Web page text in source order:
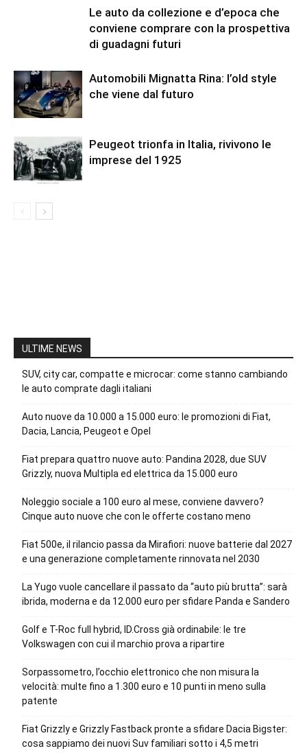
Le auto da collezione e d’epoca che
conviene comprare con la prospettiva
di guadagni futuri
Automobili Mignatta Rina: l’old style
che viene dal futuro
Peugeot trionfa in Italia, rivivono le
imprese del 1925
ULTIME NEWS
SUV, city car, compatte e microcar: come stanno cambiando
le auto comprate dagli italiani
Auto nuove da 10.000 a 15.000 euro: le promozioni di Fiat,
Dacia, Lancia, Peugeot e Opel
Fiat prepara quattro nuove auto: Pandina 2028, due SUV
Grizzly, nuova Multipla ed elettrica da 15.000 euro
Noleggio sociale a 100 euro al mese, conviene davvero?
Cinque auto nuove che con le offerte costano meno
Fiat 500e, il rilancio passa da Mirafiori: nuove batterie dal 2027
e una generazione completamente rinnovata nel 2030
La Yugo vuole cancellare il passato da “auto più brutta”: sarà
ibrida, moderna e da 12.000 euro per sfidare Panda e Sandero
Golf e T-Roc full hybrid, ID.Cross già ordinabile: le tre
Volkswagen con cui il marchio prova a ripartire
Sorpassometro, l’occhio elettronico che non misura la
velocità: multe fino a 1.300 euro e 10 punti in meno sulla
patente
Fiat Grizzly e Grizzly Fastback pronte a sfidare Dacia Bigster:
cosa sappiamo dei nuovi Suv familiari sotto i 4,5 metri